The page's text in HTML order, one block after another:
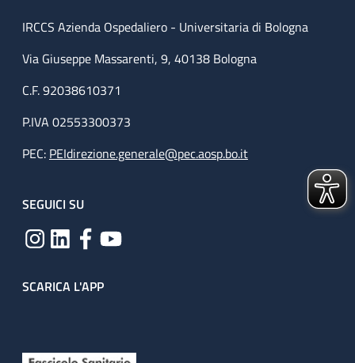
IRCCS Azienda Ospedaliero - Universitaria di Bologna
Via Giuseppe Massarenti, 9, 40138 Bologna
C.F. 92038610371
P.IVA 02553300373
PEC: PEIdirezione.generale@pec.aosp.bo.it
SEGUICI SU
SCARICA L'APP